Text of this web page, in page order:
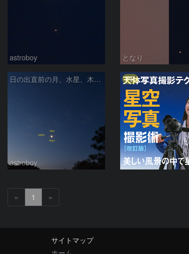
astroboy となり
日の出直前の月、水星、木星、土星
astroboy
PR
« 1 »
サイトマップ